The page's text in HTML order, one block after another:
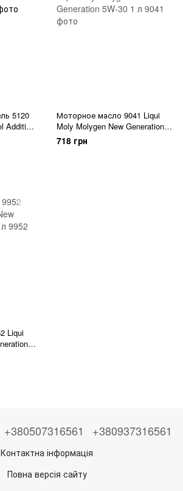
5120
Additiv
Моторное масло 9041 Liqui
Moly Molygen New Generation
5W-30 1 л
718 грн
Liqui
+380507316561 +380937316561
Контактна інформація
Повна версія сайту